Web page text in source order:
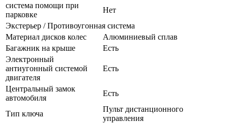
система помощи при
парковке
Нет
Экстерьер / Противоугонная система
Материал дисков колес
Алюминиевый сплав
Багажник на крыше
Есть
Электронный
антиугонный системой
двигателя
Есть
Центральный замок
автомобиля
Есть
Тип ключа
Пульт дистанционного
управления